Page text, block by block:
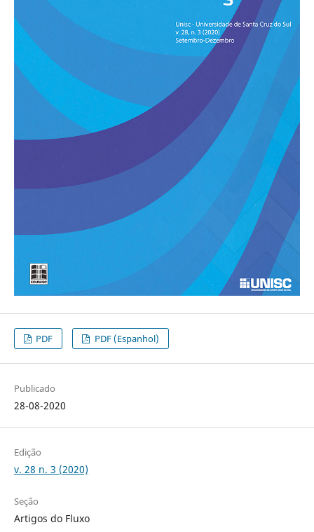
PDF PDF (Espanhol)
Publicado
28-08-2020
Edição
v. 28 n. 3 (2020)
Seção
Artigos do Fluxo